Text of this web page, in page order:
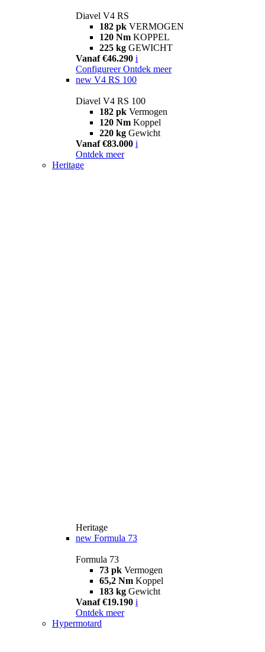
Diavel V4 RS
182 pk VERMOGEN
120 Nm KOPPEL
225 kg GEWICHT
Vanaf €46.290 i
Configureer Ontdek meer
new V4 RS 100
Diavel V4 RS 100
182 pk Vermogen
120 Nm Koppel
220 kg Gewicht
Vanaf €83.000 i
Ontdek meer
Heritage
Heritage
new Formula 73
Formula 73
73 pk Vermogen
65,2 Nm Koppel
183 kg Gewicht
Vanaf €19.190 i
Ontdek meer
Hypermotard